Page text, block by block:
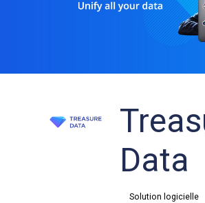
Data
Solution logicielle